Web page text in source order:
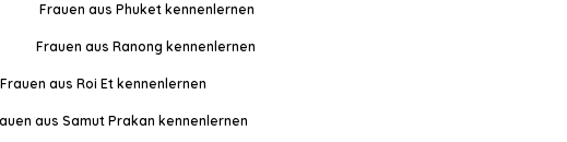
Frauen aus Phuket kennenlernen
Frauen aus Ranong kennenlernen
Frauen aus Roi Et kennenlernen
aus Samut Prakan kennenlernen